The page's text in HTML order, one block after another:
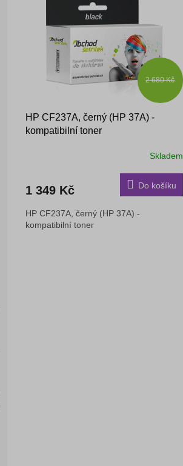
2 680 Kč
HP CF237A, černý (HP 37A) -
kompatibilní toner
Skladem
1 349 Kč Do košíku
HP CF237A, černý (HP 37A) -
kompatibilní toner